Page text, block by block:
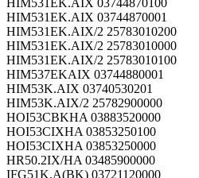
HIM531EK.AIX 03744870001
HIM531EK.AIX/2 25783010200
HIM531EK.AIX/2 25783010000
HIM531EK.AIX/2 25783010100
HIM537EKAIX 03744880001
HIM53K.AIX 03740530201
HIM53K.AIX/2 25782900000
HOI53CBKHA 03883520000
HOI53CIXHA 03853250100
HOI53CIXHA 03853250000
HR50.2IX/HA 03485900000
IFG51K.A(BK) 03721120000